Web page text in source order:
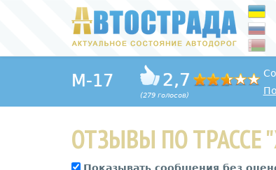
M-17 2,7
(279 голосов)
ОТЗЫВЫ ПО ТРАССЕ